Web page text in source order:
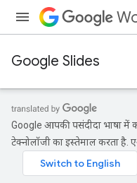
Google Slides
Google आपकी पसंदीदा भाषा में
टेक्नोलॉजी का इस्तेमाल करता है.